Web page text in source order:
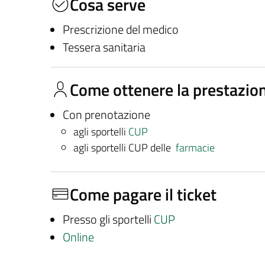
Prescrizione del medico
Tessera sanitaria
Come ottenere la
Con prenotazione
agli sportelli CUP
agli sportelli CUP delle farmacie
Come pagare il ticket
Presso gli sportelli CUP
Online